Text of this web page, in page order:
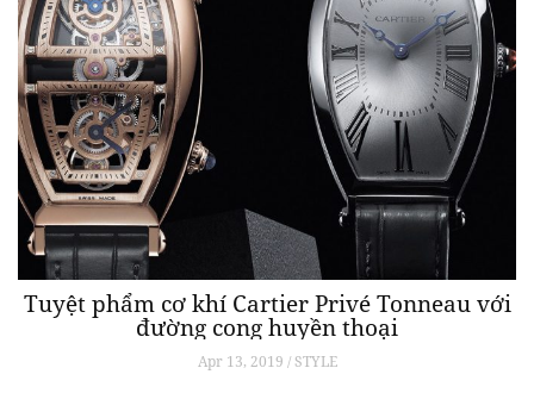
Tuyệt phẩm cơ khí Cartier Privé Tonneau với
đường cong huyền thoại
Apr 13, 2019 / STYLE